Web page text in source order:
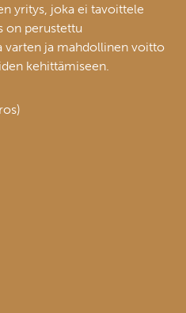
yritys, joka ei tavoittele
on perustettu
varten ja mahdollinen voitto
kehittämiseen.